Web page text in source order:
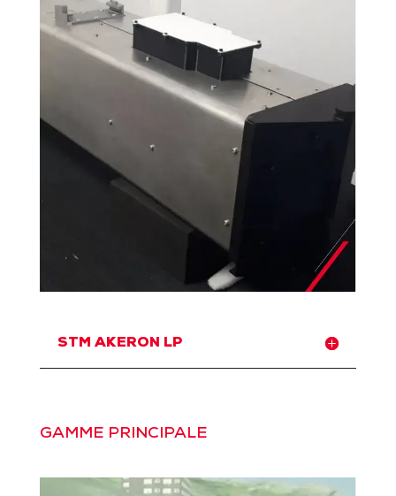
STM AKERON LP
GAMME PRINCIPALE